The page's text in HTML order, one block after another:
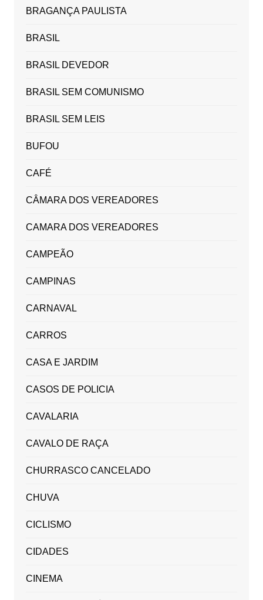
BRAGANÇA PAULISTA
BRASIL
BRASIL DEVEDOR
BRASIL SEM COMUNISMO
BRASIL SEM LEIS
BUFOU
CAFÉ
CÂMARA DOS VEREADORES
CAMARA DOS VEREADORES
CAMPEÃO
CAMPINAS
CARNAVAL
CARROS
CASA E JARDIM
CASOS DE POLICIA
CAVALARIA
CAVALO DE RAÇA
CHURRASCO CANCELADO
CHUVA
CICLISMO
CIDADES
CINEMA